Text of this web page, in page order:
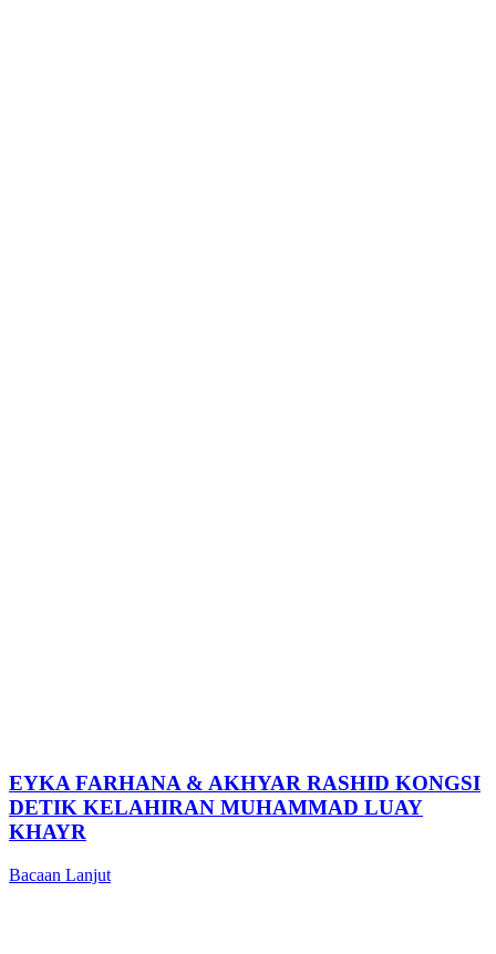
EYKA FARHANA & AKHYAR RASHID KONGSI
DETIK KELAHIRAN MUHAMMAD LUAY
KHAYR
Bacaan Lanjut